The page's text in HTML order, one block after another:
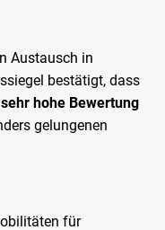
Austausch in
bestätigt, dass
sehr hohe Bewertung
gelungenen
für